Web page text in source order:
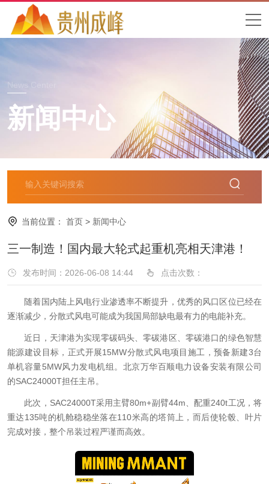
News Center
新闻中心
当前位置： 首页 > 新闻中心
三一制造！国内最大轮式起重机亮相天津港！
发布时间：2026-06-08 14:44 点击次数：
随着国内陆上风电行业渗透率不断提升，优秀的风口区位已经在
逐渐减少，分散式风电可能成为我国局部缺电最有力的电能补充。
近日，天津港为实现零碳码头、零碳港区、零碳港口的绿色智慧
能源建设目标，正式开展15MW分散式风电项目施工，预备新建3台
单机容量5MW风力发电机组。北京万华百顺电力设备安装有限公司
的SAC24000T担任主吊。
此次，SAC24000T采用主臂80m+副臂44m、配重240t工况，将
重达135吨的机舱稳稳坐落在110米高的塔筒上，而后使轮毂、叶片
完成对接，整个吊装过程严谨而高效。